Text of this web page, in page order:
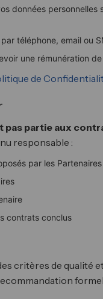
données personnelles
téléphone, email ou
une rémunération
de
pas partie aux
responsable :
par les Partenaires
contrats conclus
critères de qualité